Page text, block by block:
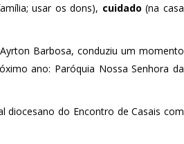
usar os dons), cuidado (na casa
Barbosa, conduziu um momento
ano: Paróquia Nossa Senhora da
diocesano do Encontro de Casais com